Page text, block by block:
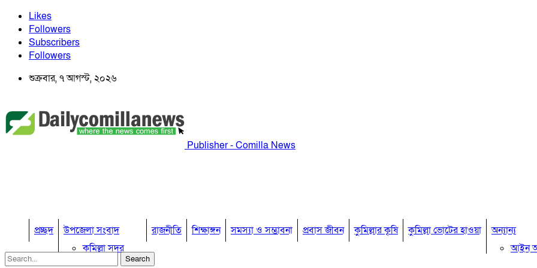
Likes
Followers
Subscribers
Followers
শুক্রবার, ৭ আগস্ট, ২০২৬
Publisher - Comilla News
প্রচ্ছদ
উপজেলা সংবাদ
কুমিল্লা সদর
কুমিল্লা সদর দক্ষিণ
রাজনীতি শিক্ষাঙ্গন সমস্যা ও সম্ভাবনা প্রবাস জীবন কুমিল্লার কৃষি কুমিল্লা ভোটের হাওয়া
অন্যান্য
আইন